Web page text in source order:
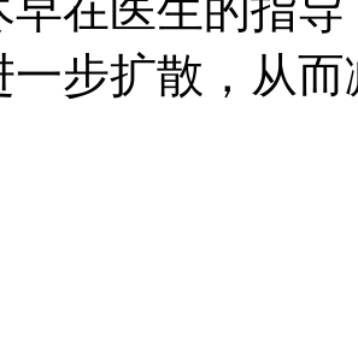
一步扩散，从